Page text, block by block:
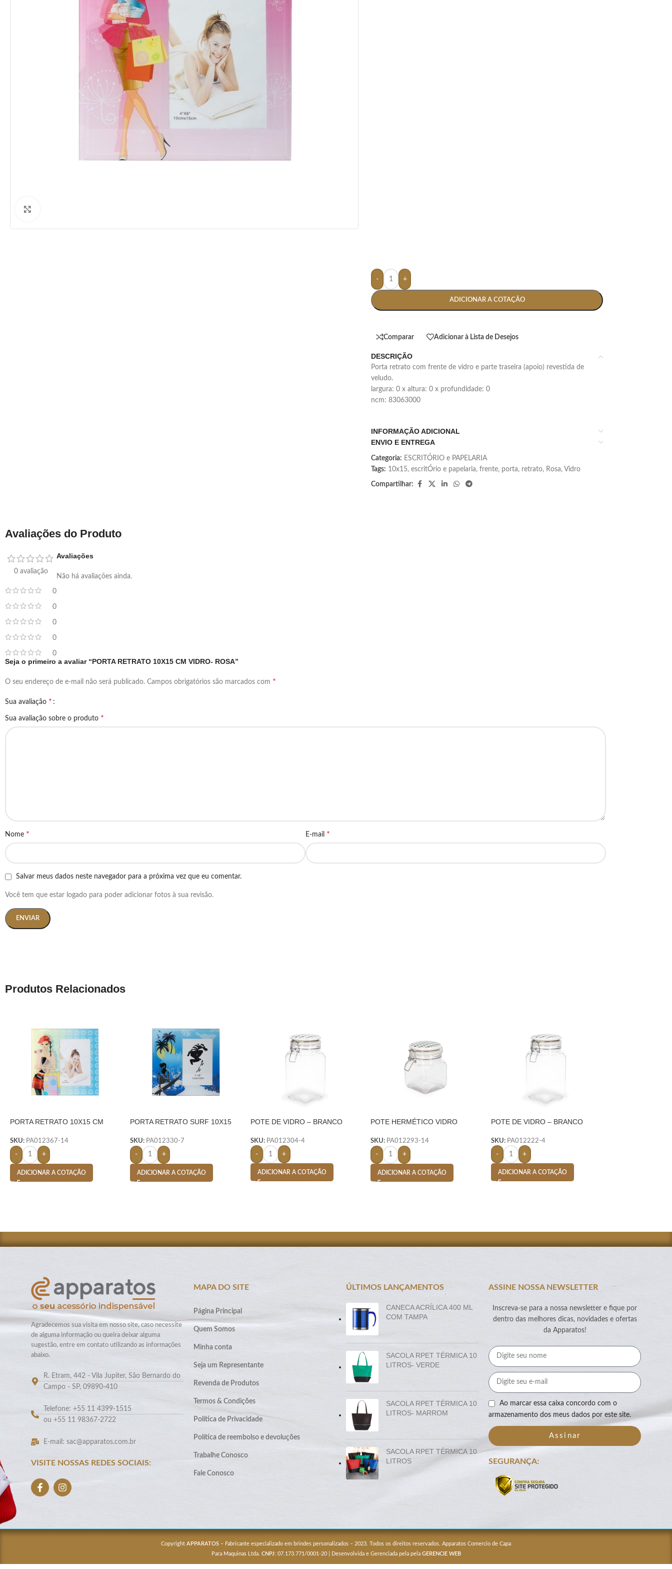
- +
ADICIONAR A COTAÇÃO
Comparar Adicionar à Lista de Desejos
DESCRIÇÃO
porta retrato com frente de vidro e parte traseira (apoio) revestida de
veludo.
largura: 0 x altura: 0 x profundidade: 0
ncm: 83063000
INFORMAÇÃO ADICIONAL
ENVIO E ENTREGA
Categoria: ESCRITÓRIO e PAPELARIA
Tags: 10x15, escritÓrio e papelaria, frente, porta, retrato, Rosa, Vidro
Compartilhar:
Avaliações do Produto
0 avaliação
0
0
0
0
0
Avaliações
Não há avaliações ainda.
Seja o primeiro a avaliar “PORTA RETRATO 10X15 CM VIDRO- ROSA”
O seu endereço de e-mail não será publicado. Campos obrigatórios são marcados com *
Sua avaliação *
Sua avaliação sobre o produto *
Nome * E-mail *
Salvar meus dados neste navegador para a próxima vez que eu comentar.
Você tem que estar logado para poder adicionar fotos à sua revisão.
Produtos Relacionados
PORTA RETRATO 10X15 CM
SKU: PA012367-14
- +
ADICIONAR A COTAÇÃO
PORTA RETRATO SURF 10X15
SKU: PA012330-7
- +
ADICIONAR A COTAÇÃO
POTE DE VIDRO – BRANCO
SKU: PA012304-4
- +
ADICIONAR A COTAÇÃO
POTE HERMÉTICO VIDRO
SKU: PA012293-14
- +
ADICIONAR A COTAÇÃO
POTE DE VIDRO – BRANCO
SKU: PA012222-4
- +
ADICIONAR A COTAÇÃO
Agradecemos sua visita em nosso site, caso necessite
de alguma informação ou queira deixar alguma
sugestão, entre em contato utilizando as informações
abaixo.
R. Etram, 442 - Vila Jupiter, São Bernardo do
Campo - SP, 09890-410
Telefone: +55 11 4399-1515
ou +55 11 98367-2722
E-mail: sac@apparatos.com.br
VISITE NOSSAS REDES SOCIAIS:
MAPA DO SITE
Página Principal
Quem Somos
Minha conta
Seja um Representante
Revenda de Produtos
Termos & Condições
Política de Privacidade
Política de reembolso e devoluções
Trabalhe Conosco
Fale Conosco
ÚLTIMOS LANÇAMENTOS
CANECA ACRÍLICA 400 ML
COM TAMPA
SACOLA RPET TÉRMICA 10
LITROS- VERDE
SACOLA RPET TÉRMICA 10
LITROS- MARROM
SACOLA RPET TÉRMICA 10
LITROS
ASSINE NOSSA NEWSLETTER
Inscreva-se para a nossa newsletter e fique por
dentro das melhores dicas, novidades e ofertas
da Apparatos!
Ao marcar essa caixa concordo com o
armazenamento dos meus dados por este site.
Assinar
SEGURANÇA:
Copyright APPARATOS – Fabricante especializado em brindes personalizados – 2023. Todos os direitos reservados. Apparatos Comercio de Capa
Para Maquinas Ltda. CNPJ: 07.173.771/0001-20 | Desenvolvida e Gerenciada pela pela GERENCIE WEB